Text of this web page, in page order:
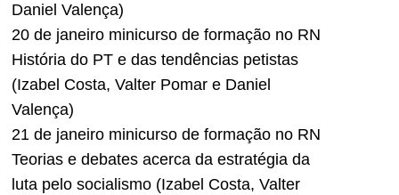
Daniel Valença)
20 de janeiro minicurso de formação no RN
História do PT e das tendências petistas
(Izabel Costa, Valter Pomar e Daniel
Valença)
21 de janeiro minicurso de formação no RN
Teorias e debates acerca da estratégia da
luta pelo socialismo (Izabel Costa, Valter